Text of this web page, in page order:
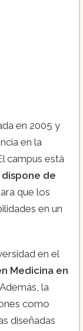
en 2005 y
en la
campus está
de
que los
en un
en el
Medicina en
Además, la
como
diseñadas